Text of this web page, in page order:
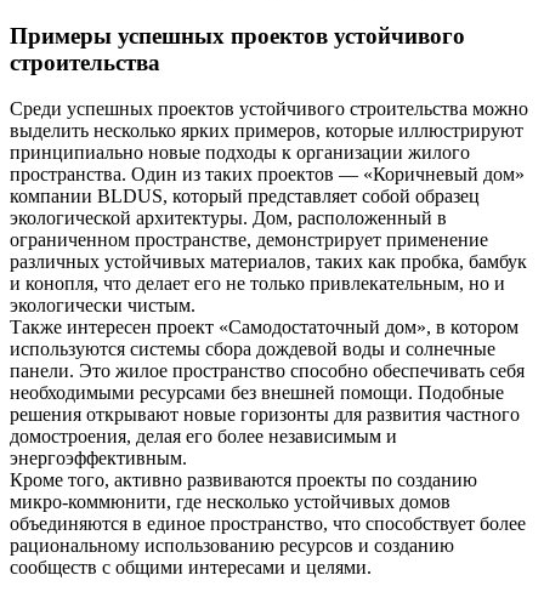
Примеры успешных проектов устойчивого
строительства
Среди успешных проектов устойчивого строительства можно
выделить несколько ярких примеров, которые иллюстрируют
принципиально новые подходы к организации жилого
пространства. Один из таких проектов — «Коричневый дом»
компании BLDUS, который представляет собой образец
экологической архитектуры. Дом, расположенный в
ограниченном пространстве, демонстрирует применение
различных устойчивых материалов, таких как пробка, бамбук
и конопля, что делает его не только привлекательным, но и
экологически чистым.
Также интересен проект «Самодостаточный дом», в котором
используются системы сбора дождевой воды и солнечные
панели. Это жилое пространство способно обеспечивать себя
необходимыми ресурсами без внешней помощи. Подобные
решения открывают новые горизонты для развития частного
домостроения, делая его более независимым и
энергоэффективным.
Кроме того, активно развиваются проекты по созданию
микро-коммюнити, где несколько устойчивых домов
объединяются в единое пространство, что способствует более
рациональному использованию ресурсов и созданию
сообществ с общими интересами и целями.